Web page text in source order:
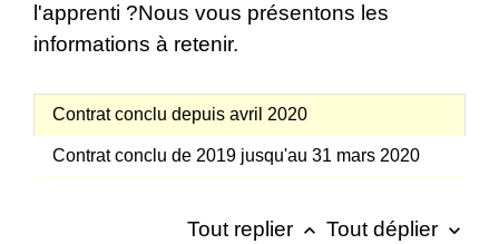
l'apprenti ?Nous vous présentons les
informations à retenir.
Contrat conclu depuis avril 2020
Contrat conclu de 2019 jusqu'au 31 mars 2020
Tout replier keyboard_arrow_up Tout déplier keyboard_arrow_down